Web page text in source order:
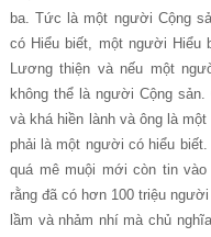
ba. Tức là một người Cộng
có Hiểu biết, một người Hiểu
Lương thiện và nếu một
không thể là người Cộng
và khá hiền lành và ông là
phải là một người có hiểu
quá mê muội mới còn tin
rằng đã có hơn 100 triệu
lầm và nhảm nhí mà chủ